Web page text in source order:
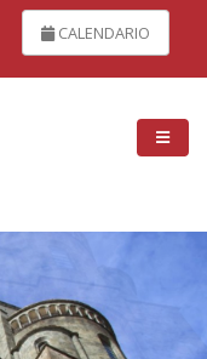
CALENDARIO